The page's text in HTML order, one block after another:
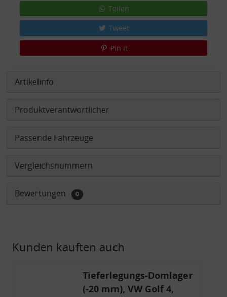
Teilen
Tweet
Pin it
Artikelinfo
Produktverantwortlicher
Passende Fahrzeuge
Vergleichsnummern
Bewertungen 0
Kunden kauften auch
Tieferlegungs-Domlager
(-20 mm), VW Golf 4,